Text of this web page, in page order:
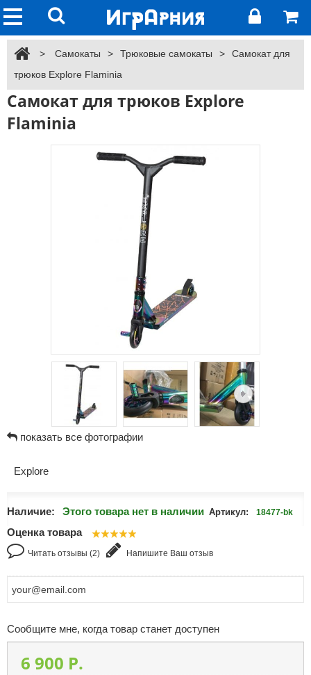
> Самокаты > Трюковые самокаты >
Самокат для
трюков Explore Flaminia
Самокат для трюков Explore
Flaminia
показать все фотографии
Explore
Наличие: Этого товара нет в наличии Артикул: 18477-bk
Оценка товара
Читать отзывы (2) Напишите Ваш отзыв
Сообщите мне, когда товар станет доступен
6 900 P.